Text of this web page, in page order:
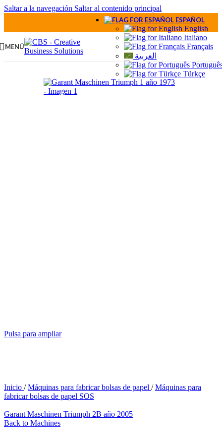
Saltar a la navegación Saltar al contenido principal
MENÚ
ESPAÑOL
English
Italiano
Français
العربية
Türkçe
Pulsa para ampliar
Inicio / Máquinas para fabricar bolsas de papel / Máquinas para
fabricar bolsas de papel SOS
Garant Maschinen Triumph 2B año 2005
Back to Machines